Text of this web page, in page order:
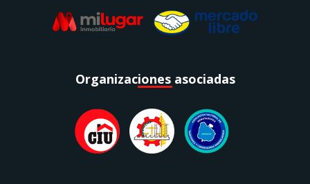
Organizaciones asociadas